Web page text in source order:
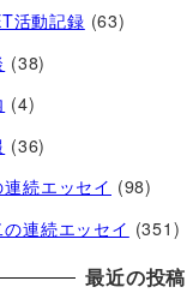
活動記録 (63)
(38)
(4)
(36)
続エッセイ (98)
連続エッセイ (351)
最近の投稿